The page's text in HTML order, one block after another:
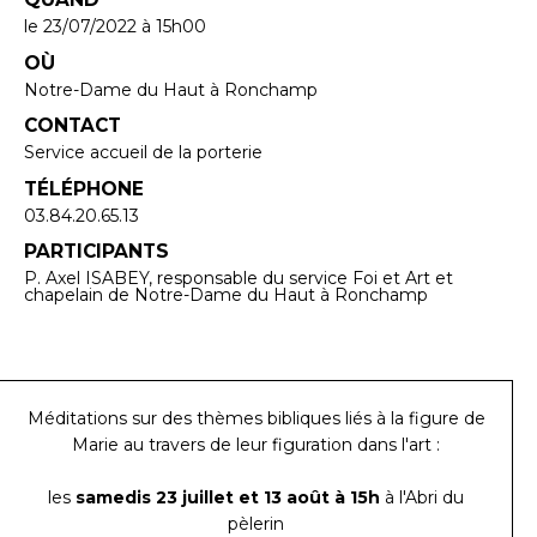
le 23/07/2022 à 15h00
OÙ
Notre-Dame du Haut à Ronchamp
CONTACT
Service accueil de la porterie
TÉLÉPHONE
03.84.20.65.13
PARTICIPANTS
P. Axel ISABEY, responsable du service Foi et Art et
chapelain de Notre-Dame du Haut à Ronchamp
Méditations sur des thèmes bibliques liés à la figure de
Marie au travers de leur figuration dans l'art :
les samedis 23 juillet et 13 août à 15h à l'Abri du
pèlerin